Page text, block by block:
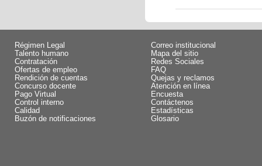
Régimen Legal
Talento humano
Contratación
Ofertas de empleo
Rendición de cuentas
Concurso docente
Pago Virtual
Control interno
Calidad
Buzón de notificaciones
Correo institucional
Mapa del sitio
Redes Sociales
FAQ
Quejas y reclamos
Atención en línea
Encuesta
Contáctenos
Estadísticas
Glosario